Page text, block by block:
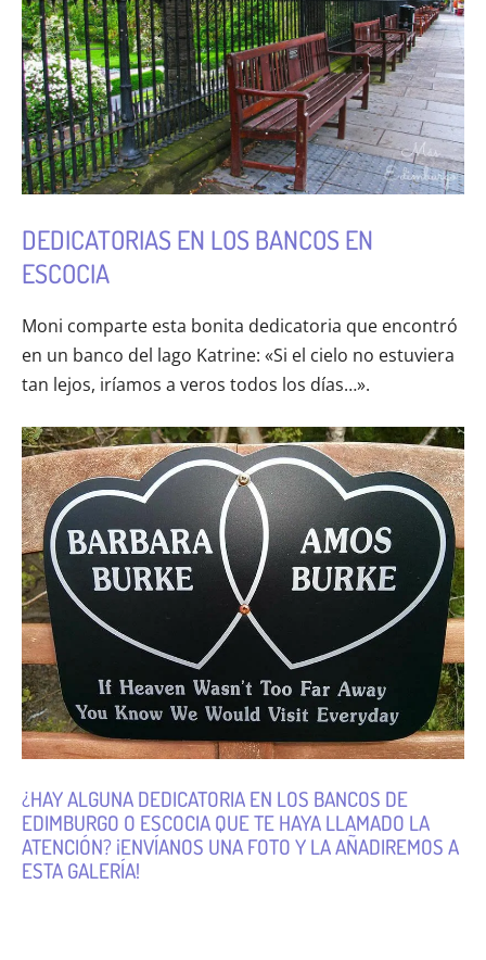
DEDICATORIAS EN LOS BANCOS EN
ESCOCIA
Moni comparte esta bonita dedicatoria que encontró
en un banco del lago Katrine: «Si el cielo no estuviera
tan lejos, iríamos a veros todos los días…».
¿HAY ALGUNA DEDICATORIA EN LOS BANCOS DE
EDIMBURGO O ESCOCIA QUE TE HAYA LLAMADO LA
ATENCIÓN? ¡ENVÍANOS UNA FOTO Y LA AÑADIREMOS A
ESTA GALERÍA!